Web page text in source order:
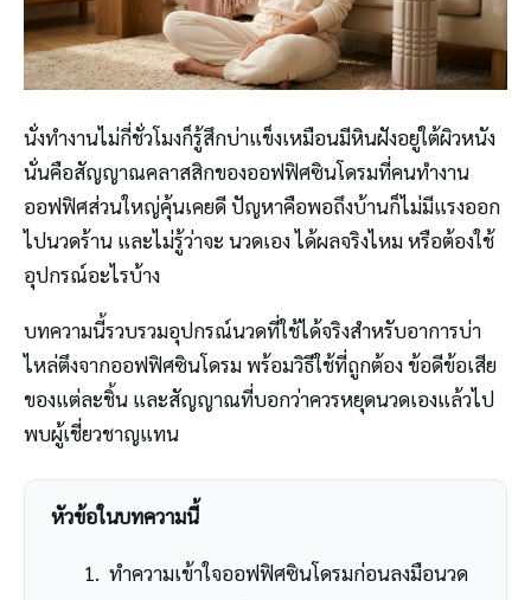
นั่งทำงานไม่กี่ชั่วโมงก็รู้สึกบ่าแข็งเหมือนมีหินฝังอยู่ใต้ผิวหนัง
นั่นคือสัญญาณคลาสสิกของออฟฟิศซินโดรมที่คนทำงาน
ออฟฟิศส่วนใหญ่คุ้นเคยดี ปัญหาคือพอถึงบ้านก็ไม่มีแรงออก
ไปนวดร้าน และไม่รู้ว่าจะ นวดเอง ได้ผลจริงไหม หรือต้องใช้
อุปกรณ์อะไรบ้าง
บทความนี้รวบรวมอุปกรณ์นวดที่ใช้ได้จริงสำหรับอาการบ่า
ไหล่ตึงจากออฟฟิศซินโดรม พร้อมวิธีใช้ที่ถูกต้อง ข้อดีข้อเสีย
ของแต่ละชิ้น และสัญญาณที่บอกว่าควรหยุดนวดเองแล้วไป
พบผู้เชี่ยวชาญแทน
หัวข้อในบทความนี้
ทำความเข้าใจออฟฟิศซินโดรมก่อนลงมือนวด